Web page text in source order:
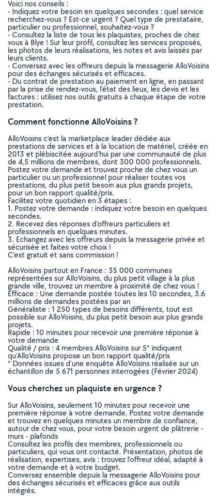
Voici nos conseils :
- Indiquez votre besoin en quelques secondes : quel service
recherchez-vous ? Est-ce urgent ? Quel type de prestataire,
particulier ou professionnel, souhaitez-vous ?
- Consultez la liste de tous les plaquistes, proches de chez
vous à Blye ! Sur leur profil, consultez les services proposés,
les photos de leurs réalisations, les notes et avis laissés par
leurs clients.
- Conversez avec les offreurs depuis la messagerie AlloVoisins
pour des échanges sécurisés et efficaces.
- Du contrat de prestation au paiement en ligne, en passant
par la prise de rendez-vous, l’état des lieux, les devis et les
factures : utilisez nos outils gratuits à chaque étape de votre
prestation.
Comment fonctionne AlloVoisins ?
AlloVoisins c’est la marketplace leader dédiée aux
prestations de services et à la location de matériel, créée en
2013 et plébiscitée aujourd’hui par une communauté de plus
de 4,5 millions de membres, dont 300 000 professionnels.
Postez votre demande et trouvez proche de chez vous un
particulier ou un professionnel pour réaliser toutes vos
prestations, du plus petit besoin aux plus grands projets,
pour un bon rapport qualité/prix.
Facilitez votre quotidien en 3 étapes :
1. Postez votre demande : indiquez votre besoin en quelques
secondes.
2. Recevez des réponses d’offreurs particuliers et
professionnels en quelques minutes.
3. Echangez avec les offreurs depuis la messagerie privée et
sécurisée et faites votre choix !
C’est gratuit et sans commission !
AlloVoisins partout en France : 35 000 communes
représentées sur AlloVoisins, du plus petit village à la plus
grande ville, trouvez un membre à proximité de chez vous !
Efficace : Une demande postée toutes les 10 secondes, 3.6
millions de demandes postées par an
Généraliste : 1 250 types de besoins différents, tout est
possible sur AlloVoisins, du plus petit besoin aux plus grands
projets.
Rapide : 10 minutes pour recevoir une première réponse à
votre demande
Qualité / prix : 4 membres AlloVoisins sur 5* indiquent
qu’AlloVoisins propose un bon rapport qualité/prix
* Données issues d’une enquête AlloVoisins réalisée sur un
échantillon de 5 671 personnes interrogées (Février 2024)
Vous cherchez un plaquiste en urgence ?
Sur AlloVoisins, seulement 10 minutes pour recevoir une
première réponse à votre demande. Postez votre demande
et trouvez en quelques minutes un membre de confiance,
autour de chez vous, pour votre besoin urgent de plâtrerie -
murs - plafonds
Consultez les profils des membres, professionnels ou
particuliers, qui vous ont contacté. Présentation, photos de
réalisation, expertises, avis : trouvez l'offreur idéal, adapté à
votre demande et à votre budget.
Conversez ensemble depuis la messagerie AlloVoisins pour
des échanges sécurisés et efficaces grâce aux outils
intégrés.